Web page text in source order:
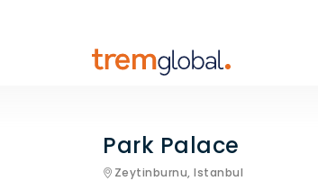
Park Palace
Zeytinburnu, Istanbul